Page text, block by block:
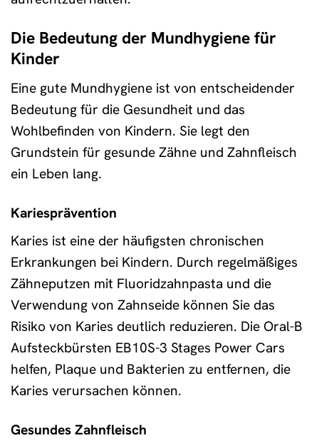
Die Bedeutung der Mundhygiene für
Kinder
Eine gute Mundhygiene ist von entscheidender
Bedeutung für die Gesundheit und das
Wohlbefinden von Kindern. Sie legt den
Grundstein für gesunde Zähne und Zahnfleisch
ein Leben lang.
Kariesprävention
Karies ist eine der häufigsten chronischen
Erkrankungen bei Kindern. Durch regelmäßiges
Zähneputzen mit Fluoridzahnpasta und die
Verwendung von Zahnseide können Sie das
Risiko von Karies deutlich reduzieren. Die Oral-B
Aufsteckbürsten EB10S-3 Stages Power Cars
helfen, Plaque und Bakterien zu entfernen, die
Karies verursachen können.
Gesundes Zahnfleisch